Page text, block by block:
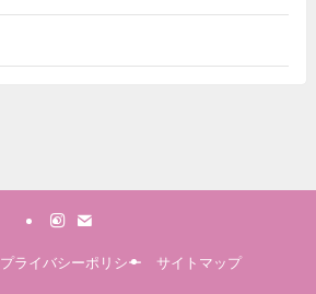
プライバシーポリシー サイトマップ